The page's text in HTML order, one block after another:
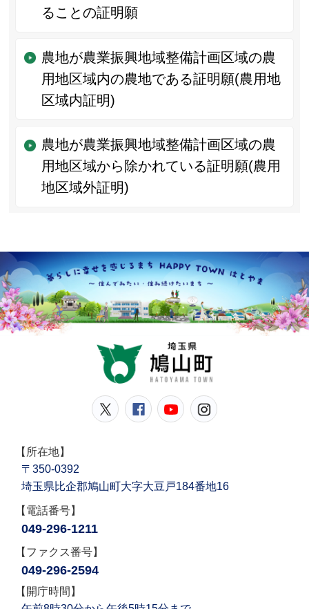
ることの証明願
農地が農業振興地域整備計画区域の農
用地区域内の農地である証明願(農用地
区域内証明)
農地が農業振興地域整備計画区域の農
用地区域から除かれている証明願(農用
地区域外証明)
鳩山町公式Twitter
鳩山町公式Facebook
鳩山町公式
【所在地】
〒350-0392
埼玉県比企郡鳩山町大字大豆戸184番地16
【電話番号】
049-296-1211
【ファクス番号】
049-296-2594
【開庁時間】